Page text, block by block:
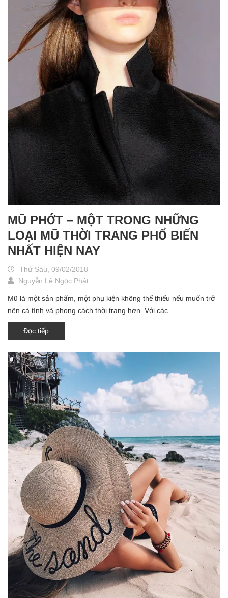
MŨ PHỚT – MỘT TRONG NHỮNG
LOẠI MŨ THỜI TRANG PHỔ BIẾN
NHẤT HIỆN NAY
Thứ Sáu, 09/02/2018
Nguyễn Lê Ngọc Phát
Mũ là một sản phẩm, một phụ kiện không thể thiếu nếu muốn trở
nên cá tính và phong cách thời trang hơn. Với các...
Đọc tiếp